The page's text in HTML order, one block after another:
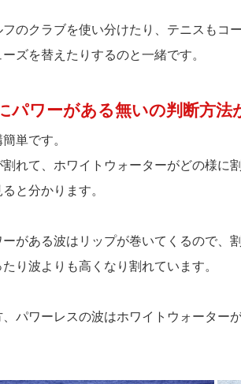
フのクラブを使い分けたり、テニスもコ
ーズを替えたりするのと一緒です。
パワーがある無いの判断方法
単です。
割れて、ホワイトウォーターがどの様に
ると分かります。
ーがある波はリップが巻いてくるので、
たり波よりも高くなり割れています。
、パワーレスの波はホワイトウォーター